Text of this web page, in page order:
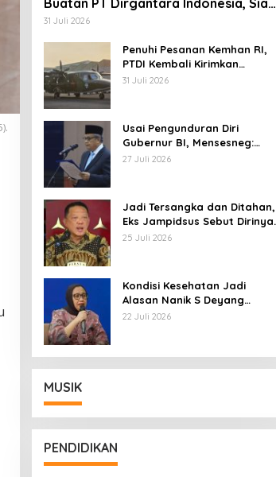
Dukung Berbagai Operasi TNI
31 Juli 2026
Penuhi Pesanan Kemhan RI,
PTDI Kembali Kirimkan
Pesawat NC212i ke Pangkalan
31 Juli 2026
Usai Pengunduran Diri
Gubernur BI, Mensesneg:
Segera Terbit Keppres
27 Juli 2026
Jadi Tersangka dan Ditahan,
Eks Jampidsus Sebut Dirinya
Korban Kriminalisasi
25 Juli 2026
Kondisi Kesehatan Jadi
Alasan Nanik S Deyang
Mundur dari BGN, Prabowo
22 Juli 2026
MUSIK
PENDIDIKAN